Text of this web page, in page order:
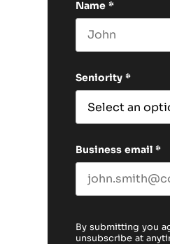
Name *
Seniority *
Business email *
By submitting you
unsubscribe at